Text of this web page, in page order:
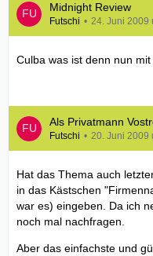
Midnight Review
Futschi 24. Juni 2009
Culba was ist denn nun
Als Privatmann
Futschi 20. Juni 2009
Hat das Thema auch
in das Kästschen
war es) eingeben. Da ich
noch mal nachfragen.
Aber das einfachste und